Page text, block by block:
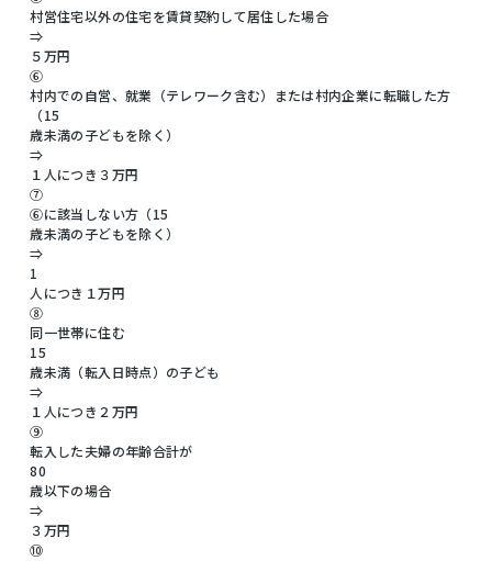
村営住宅以外の住宅を賃貸契約して居住した場合
⇒
５万円
⑥
村内での自営、就業（テレワーク含む）または村内企業に転職した方
（15
歳未満の子どもを除く）
⇒
１人につき３万円
⑦
⑥に該当しない方（15
歳未満の子どもを除く）
⇒
1
人につき１万円
⑧
同一世帯に住む
15
歳未満（転入日時点）の子ども
⇒
１人につき２万円
⑨
転入した夫婦の年齢合計が
80
歳以下の場合
⇒
３万円
⑩